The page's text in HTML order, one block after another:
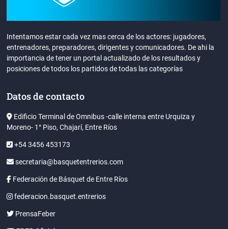
Intentamos estar cada vez mas cerca de los actores: jugadores,
entrenadores, preparadores, dirigentes y comunicadores. De ahi la
importancia de tener un portal actualizado de los resultados y
posiciones de todos los partidos de todas las categorías
Datos de contacto
Edificio Terminal de Omnibus -calle interna entre Urquiza y
Moreno- 1° Piso, Chajarí, Entre Ríos
+54 3456 453173
secretaria@basquetentrerios.com
Federación de Básquet de Entre Ríos
federacion.basquet.entrerios
PrensaFeber